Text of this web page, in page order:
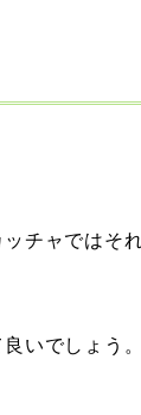
チャではそ
いでしょう。